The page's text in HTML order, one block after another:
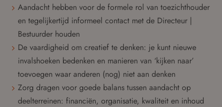
Aandacht hebben voor de formele rol van toezichthouder
en tegelijkertijd informeel contact met de Directeur |
Bestuurder houden
De vaardigheid om creatief te denken: je kunt nieuwe
invalshoeken bedenken en manieren van ‘kijken naar’
toevoegen waar anderen (nog) niet aan denken
Zorg dragen voor goede balans tussen aandacht op
deelterreinen: financiën, organisatie, kwaliteit en inhoud